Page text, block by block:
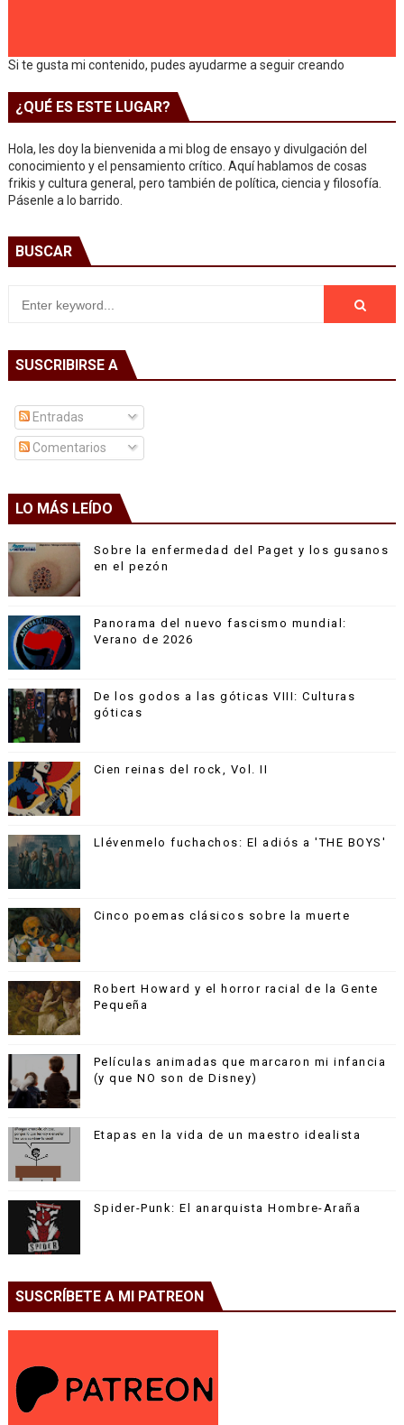
Si te gusta mi contenido, pudes ayudarme a seguir creando
¿QUÉ ES ESTE LUGAR?
Hola, les doy la bienvenida a mi blog de ensayo y divulgación del
conocimiento y el pensamiento crítico. Aquí hablamos de cosas
frikis y cultura general, pero también de política, ciencia y filosofía.
Pásenle a lo barrido.
BUSCAR
SUSCRIBIRSE A
Entradas
Comentarios
LO MÁS LEÍDO
Sobre la enfermedad del Paget y los gusanos
en el pezón
Panorama del nuevo fascismo mundial:
Verano de 2026
De los godos a las góticas VIII: Culturas
góticas
Cien reinas del rock, Vol. II
Llévenmelo fuchachos: El adiós a 'THE BOYS'
Cinco poemas clásicos sobre la muerte
Robert Howard y el horror racial de la Gente
Pequeña
Películas animadas que marcaron mi infancia
(y que NO son de Disney)
Etapas en la vida de un maestro idealista
Spider-Punk: El anarquista Hombre-Araña
SUSCRÍBETE A MI PATREON